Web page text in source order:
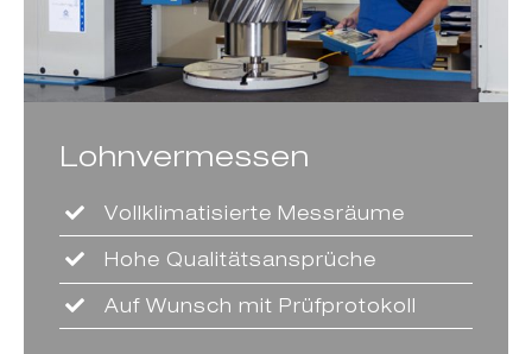
Lohnvermessen
Vollklimatisierte Messräume
Hohe Qualitätsansprüche
Auf Wunsch mit Prüfprotokoll